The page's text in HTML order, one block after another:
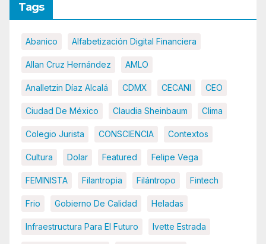
Tags
Abanico Alfabetización Digital Financiera
Allan Cruz Hernández AMLO
Analletzin Díaz Alcalá CDMX CECANI CEO
Ciudad De México Claudia Sheinbaum Clima
Colegio Jurista CONSCIENCIA Contextos
Cultura Dolar Featured Felipe Vega
FEMINISTA Filantropia Filántropo Fintech
Frio Gobierno De Calidad Heladas
Infraestructura Para El Futuro Ivette Estrada